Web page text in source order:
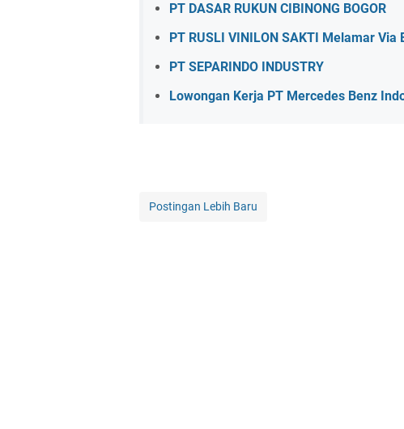
PT DASAR RUKUN CIBINONG BOGOR
PT RUSLI VINILON SAKTI Melamar Via
PT SEPARINDO INDUSTRY
Lowongan Kerja PT Mercedes Benz
Postingan Lebih Baru